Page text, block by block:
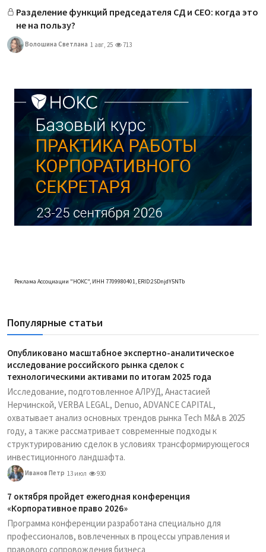
Разделение функций председателя СД и CEO: когда это
не на пользу?
Волошина Светлана 1 авг, 25 713
Реклама Ассоциации "НОКС", ИНН 7709980401, ERID:2SDnjdY5NTb
Популярные статьи
Опубликовано масштабное экспертно-аналитическое
исследование российского рынка сделок с
технологическими активами по итогам 2025 года
Исследование, подготовленное АЛРУД, Анастасией
Нерчинской, VERBA LEGAL, Denuo, ADVANCE CAPITAL,
охватывает анализ основных трендов рынка Tech M&A в 2025
году, а также рассматривает современные подходы к
структурированию сделок в условиях трансформирующегося
инвестиционного ландшафта.
Иванов Петр 13 июл 930
7 октября пройдет ежегодная конференция
«Корпоративное право 2026»
Программа конференции разработана специально для
профессионалов, вовлеченных в процессы управления и
правового сопровождения бизнеса